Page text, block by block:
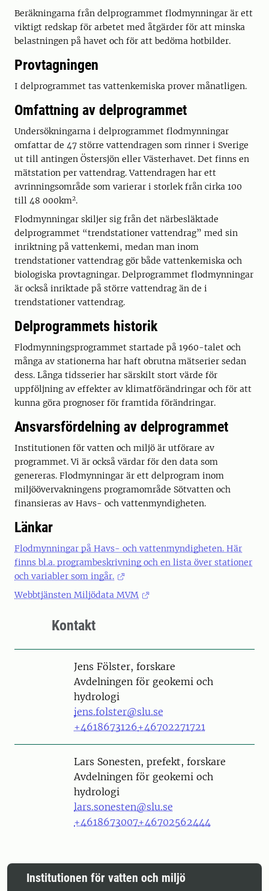
Beräkningarna från delprogrammet flodmynningar är ett
viktigt redskap för arbetet med åtgärder för att minska
belastningen på havet och för att bedöma hotbilder.
Provtagningen
I delprogrammet tas vattenkemiska prover månatligen.
Omfattning av delprogrammet
Undersökningarna i delprogrammet flodmynningar
omfattar de 47 större vattendragen som rinner i Sverige
ut till antingen Östersjön eller Västerhavet. Det finns en
mätstation per vattendrag. Vattendragen har ett
avrinningsområde som varierar i storlek från cirka 100
till 48 000km2.
Flodmynningar skiljer sig från det närbesläktade
delprogrammet “trendstationer vattendrag” med sin
inriktning på vattenkemi, medan man inom
trendstationer vattendrag gör både vattenkemiska och
biologiska provtagningar. Delprogrammet flodmynningar
är också inriktade på större vattendrag än de i
trendstationer vattendrag.
Delprogrammets historik
Flodmynningsprogrammet startade på 1960-talet och
många av stationerna har haft obrutna mätserier sedan
dess. Långa tidsserier har särskilt stort värde för
uppföljning av effekter av klimatförändringar och för att
kunna göra prognoser för framtida förändringar.
Ansvarsfördelning av delprogrammet
Institutionen för vatten och miljö är utförare av
programmet. Vi är också värdar för den data som
genereras. Flodmynningar är ett delprogram inom
miljöövervakningens programområde Sötvatten och
finansieras av Havs- och vattenmyndigheten.
Länkar
Flodmynningar på Havs- och vattenmyndigheten. Här
finns bl.a. programbeskrivning och en lista över stationer
och variabler som ingår.
Webbtjänsten Miljödata MVM
Kontakt
PersonJens Fölster, forskare
Avdelningen för geokemi och
hydrologi
jens.folster@slu.se
+4618673126+46702271721
PersonLars Sonesten, prefekt, forskare
Avdelningen för geokemi och
hydrologi
lars.sonesten@slu.se
+4618673007+46702562444
Institutionen för vatten och miljö